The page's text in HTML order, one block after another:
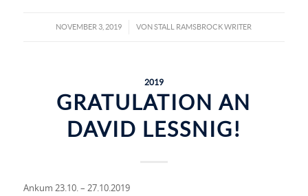
NOVEMBER 3, 2019
/ VONSTALL RAMSBROCK WRITER
2019
GRATULATION AN
DAVID LESSNIG!
Ankum 23.10. – 27.10.2019